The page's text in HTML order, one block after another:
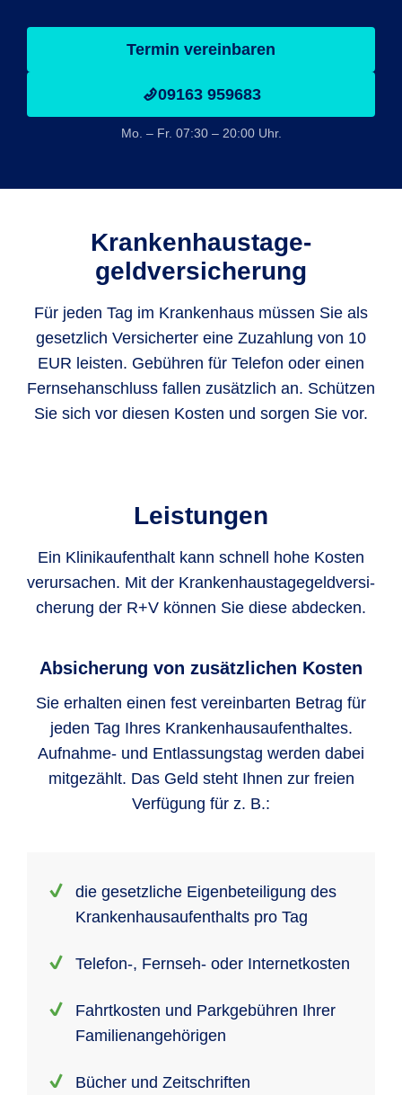
Termin vereinbaren
09163 959683
Mo. – Fr. 07:30 – 20:00 Uhr.
Krankenhaustage­
geldversicherung
Für jeden Tag im Krankenhaus müssen Sie als
gesetzlich Versicherter eine Zuzahlung von 10
EUR leisten. Gebühren für Telefon oder einen
Fernsehanschluss fallen zusätzlich an. Schützen
Sie sich vor diesen Kosten und sorgen Sie vor.
Leistungen
Ein Klinik­aufenthalt kann schnell hohe Kosten
verur­sachen. Mit der Kranken­haus­tage­geld­versi­
cherung der R+V können Sie diese abdecken.
Absicherung von zusätzlichen Kosten
Sie erhalten einen fest vereinbarten Betrag für
jeden Tag Ihres Kranken­hausaufent­haltes.
Aufnahme- und Entlassungstag werden dabei
mitgezählt. Das Geld steht Ihnen zur freien
Verfügung für z. B.:
die gesetzliche Eigenbe­teiligung des
Kranken­haus­aufent­halts pro Tag
Telefon-, Fernseh- oder Internetkosten
Fahrt­kosten und Park­gebühren Ihrer
Familien­ange­hörigen
Bücher und Zeitschriften